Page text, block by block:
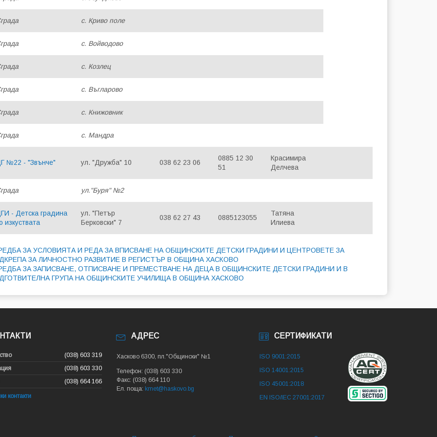
с. Криво поле
с. Войводово
с. Козлец
с. Въгларово
с. Книжовник
с. Мандра
№22 - "Звънче" ул. "Дружба" 10 038 62 23 06
0885 12 30
51
Красимира
Делчева
ул."Буря" №2
- Детска градина
изкуствата
ул. "Петър
Берковски" 7
038 62 27 43 0885123055
Татяна
Илиева
ЗА УСЛОВИЯТА И РЕДА ЗА ВПИСВАНЕ НА ОБЩИНСКИТЕ ДЕТСКИ ГРАДИНИ И ЦЕНТРОВЕТЕ ЗА
ЗА ЛИЧНОСТНО РАЗВИТИЕ В РЕГИСТЪР В ОБЩИНА ХАСКОВО
ЗА ЗАПИСВАНЕ, ОТПИСВАНЕ И ПРЕМЕСТВАНЕ НА ДЕЦА В ОБЩИНСКИТЕ ДЕТСКИ ГРАДИНИ И В
ГРУПА НА ОБЩИНСКИТЕ УЧИЛИЩА В ОБЩИНА ХАСКОВО
(038) 603 319
(038) 603 330
(038) 664 166
контакти
АДРЕС
Хасково 6300, пл."Общински" №1
Телефон: (038) 603 330
Факс: (038) 664 110
Ел. поща: kmet@haskovo.bg
СЕРТИФИКАТИ
ISO 9001:2015
ISO 14001:2015
ISO 45001:2018
EN ISO/IEC 27001:2017